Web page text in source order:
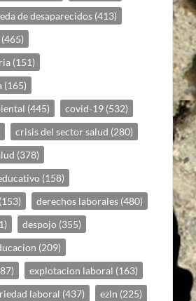
de desaparecidos (413)
(465)
(151)
(165)
(445) covid-19 (532)
crisis del sector salud (280)
(378)
(158)
(153) derechos laborales (480)
despojo (355)
(209)
explotacion laboral (163)
laboral (437) ezln (225)